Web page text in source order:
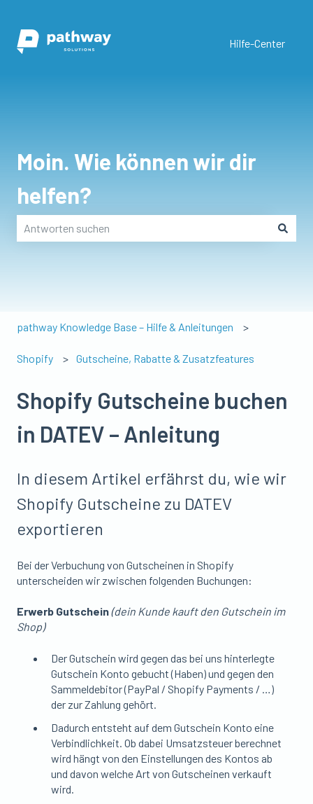
Hilfe-Center
Moin. Wie können wir dir
helfen?
pathway Knowledge Base – Hilfe & Anleitungen
Shopify Gutscheine, Rabatte & Zusatzfeatures
Shopify Gutscheine buchen
in DATEV – Anleitung
In diesem Artikel erfährst du, wie wir
Shopify Gutscheine zu DATEV
exportieren
Bei der Verbuchung von Gutscheinen in Shopify
unterscheiden wir zwischen folgenden Buchungen:
Erwerb Gutschein(dein Kunde kauft den Gutschein im
Shop)
Der Gutschein wird gegen das bei uns hinterlegte
Gutschein Konto gebucht (Haben) und gegen den
Sammeldebitor (PayPal / Shopify Payments / …)
der zur Zahlung gehört.
Dadurch entsteht auf dem Gutschein Konto eine
Verbindlichkeit. Ob dabei Umsatzsteuer berechnet
wird hängt von den Einstellungen des Kontos ab
und davon welche Art von Gutscheinen verkauft
wird.